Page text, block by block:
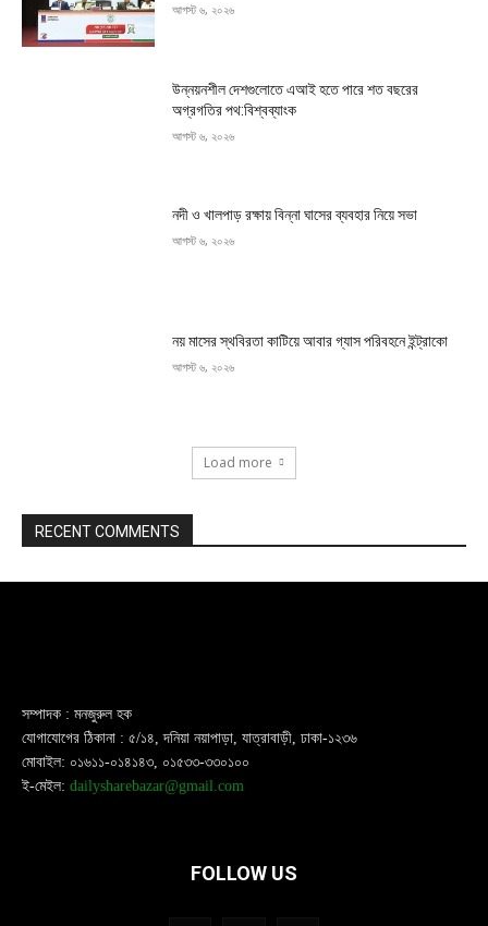
আগস্ট ৬, ২০২৬
উন্নয়নশীল দেশগুলোতে এআই হতে পারে শত বছরের
অগ্রগতির পথ:বিশ্বব্যাংক
আগস্ট ৬, ২০২৬
নদী ও খালপাড় রক্ষায় বিন্না ঘাসের ব্যবহার নিয়ে সভা
আগস্ট ৬, ২০২৬
নয় মাসের স্থবিরতা কাটিয়ে আবার গ্যাস পরিবহনে ইন্ট্রাকো
আগস্ট ৬, ২০২৬
Load more
RECENT COMMENTS
সম্পাদক : মনজুরুল হক
যোগাযোগের ঠিকানা : ৫/১৪, দনিয়া নয়াপাড়া, যাত্রাবাড়ী, ঢাকা-১২৩৬
মোবাইল: ০১৬১১-০১৪১৪৩, ০১৫৩৩-৩৩০১০০
ই-মেইল: dailysharebazar@gmail.com
FOLLOW US